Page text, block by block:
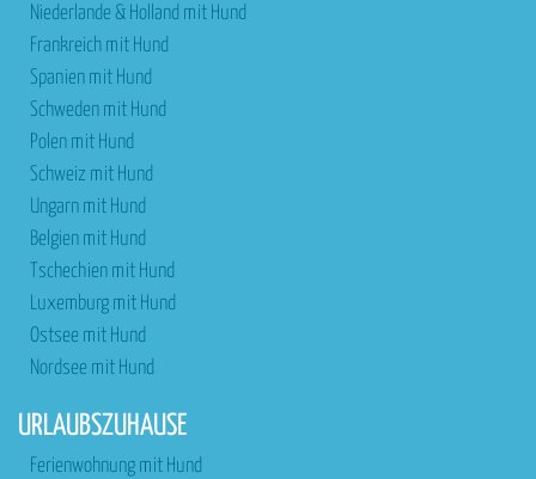
Niederlande & Holland mit Hund
Frankreich mit Hund
Spanien mit Hund
Schweden mit Hund
Polen mit Hund
Schweiz mit Hund
Ungarn mit Hund
Belgien mit Hund
Tschechien mit Hund
Luxemburg mit Hund
Ostsee mit Hund
Nordsee mit Hund
URLAUBSZUHAUSE
Ferienwohnung mit Hund